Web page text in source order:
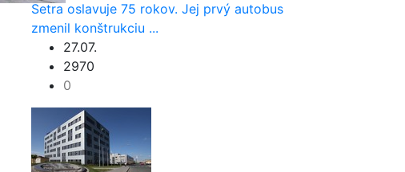
Setra oslavuje 75 rokov. Jej prvý autobus
zmenil konštrukciu ...
27.07.
2970
0